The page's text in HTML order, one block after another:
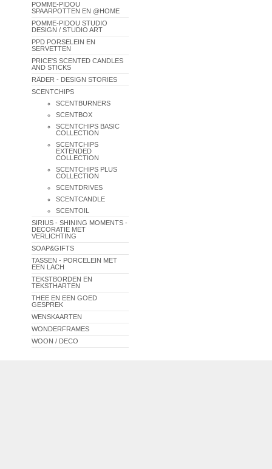
POMME-PIDOU
SPAARPOTTEN EN @HOME
POMME-PIDOU STUDIO
DESIGN / STUDIO ART
PPD PORSELEIN EN
SERVETTEN
PRICE'S SCENTED CANDLES
AND STICKS
RÄDER - DESIGN STORIES
SCENTCHIPS
SCENTBURNERS
SCENTBOX
SCENTCHIPS BASIC
COLLECTION
SCENTCHIPS
EXTENDED
COLLECTION
SCENTCHIPS PLUS
COLLECTION
SCENTDRIVES
SCENTCANDLE
SCENTOIL
SIRIUS - SHINING MOMENTS -
DECORATIE MET
VERLICHTING
SOAP&GIFTS
TASSEN - PORCELEIN MET
EEN LACH
TEKSTBORDEN EN
TEKSTHARTEN
THEE EN EEN GOED
GESPREK
WENSKAARTEN
WONDERFRAMES
WOON / DECO